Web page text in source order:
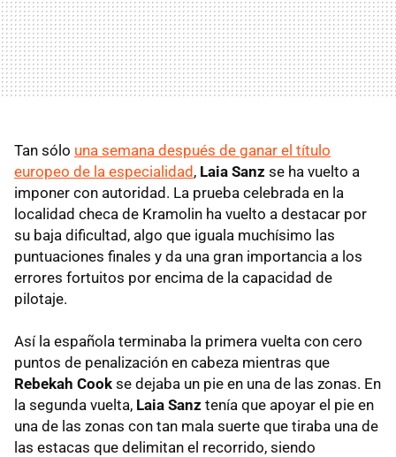
Tan sólo una semana después de ganar el título
europeo de la especialidad, Laia Sanz se ha vuelto a
imponer con autoridad. La prueba celebrada en la
localidad checa de Kramolin ha vuelto a destacar por
su baja dificultad, algo que iguala muchísimo las
puntuaciones finales y da una gran importancia a los
errores fortuitos por encima de la capacidad de
pilotaje.
Así la española terminaba la primera vuelta con cero
puntos de penalización en cabeza mientras que
Rebekah Cook se dejaba un pie en una de las zonas. En
la segunda vuelta, Laia Sanz tenía que apoyar el pie en
una de las zonas con tan mala suerte que tiraba una de
las estacas que delimitan el recorrido, siendo